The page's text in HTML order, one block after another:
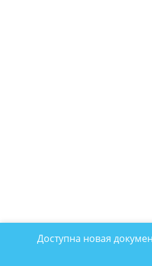
Доступна новая